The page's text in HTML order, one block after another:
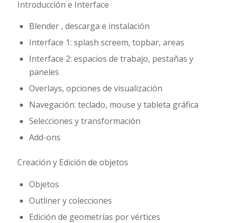
Introducción e Interface
Blender , descarga e instalación
Interface 1: splash screem, topbar, areas
Interface 2: espacios de trabajo, pestañas y
paneles
Overlays, opciones de visualización
Navegación: teclado, mouse y tableta gráfica
Selecciones y transformación
Add-ons
Creación y Edición de objetos
Objetos
Outliner y colecciones
Edición de geometrías por vértices